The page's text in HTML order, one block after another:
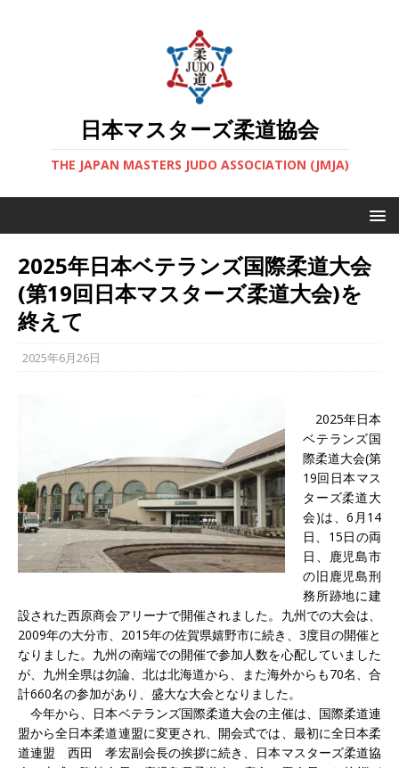
日本マスターズ柔道協会
THE JAPAN MASTERS JUDO ASSOCIATION (JMJA)
2025年日本ベテランズ国際柔道大会
(第19回日本マスターズ柔道大会)を
終えて
2025年6月26日
2025年日本
ベテランズ国
際柔道大会(第
19回日本マス
ターズ柔道大
会)は、6月14
日、15日の両
日、鹿児島市
の旧鹿児島刑
務所跡地に建
設された西原商会アリーナで開催されました。九州での大会は、
2009年の大分市、2015年の佐賀県嬉野市に続き、3度目の開催と
なりました。九州の南端での開催で参加人数を心配していました
が、九州全県は勿論、北は北海道から、また海外からも70名、合
計660名の参加があり、盛大な大会となりました。
今年から、日本ベテランズ国際柔道大会の主催は、国際柔道連
盟から全日本柔道連盟に変更され、開会式では、最初に全日本柔
道連盟 西田 孝宏副会長の挨拶に続き、日本マスターズ柔道協